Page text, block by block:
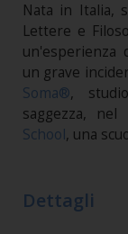
Nata in Italia,
Lettere e
un'esperienza
un grave
Soma®,
saggezza, nel
School, una
Dettagli